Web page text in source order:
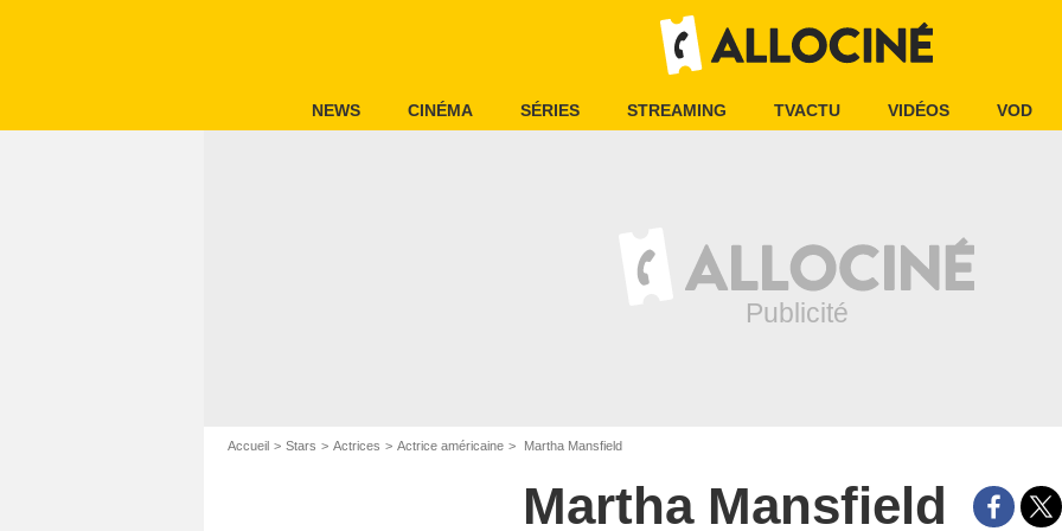
NEWS CINÉMA SÉRIES STREAMING TVACTU VIDÉOS VOD
Accueil Stars Actrices Actrice américaine Martha Mansfield
Martha Mansfield